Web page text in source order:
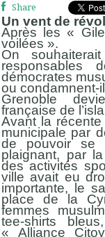
Share
Un vent de
Après les «
voilées ».
On
responsables
démocrates
ou condamnent-
Grenoble
française de
Avant la
municipale par
de pouvoir se
plaignant, par
des activités
ville avait eu
importante, le
place de la
femmes
tee-shirts
« Alliance